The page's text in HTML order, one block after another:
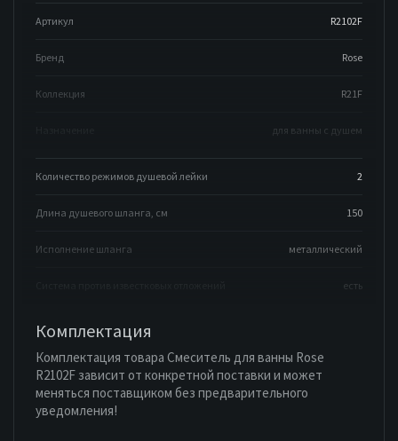
Артикул R2102F
Бренд Rose
Коллекция R21F
для ванны с душем
Количество режимов душевой лейки 2
Длина душевого шланга, см 150
Исполнение шланга металлический
есть
Комплектация
Комплектация товара Смеситель для ванны Rose
R2102F зависит от конкретной поставки и может
меняться поставщиком без предварительного
уведомления!